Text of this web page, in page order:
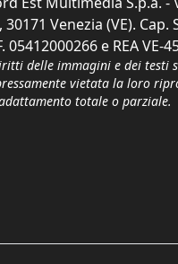
30171 Venezia (VE). Cap.
05412000266 e REA VE-
delle immagini e dei testi
vietata la loro
totale o parziale.